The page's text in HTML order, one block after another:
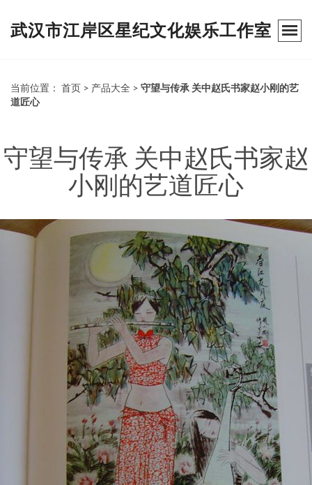
武汉市江岸区星纪文化娱乐工作室
当前位置： 首页 > 产品大全 > 守望与传承 关中赵氏书家赵小刚的艺
道匠心
守望与传承 关中赵氏书家赵
小刚的艺道匠心